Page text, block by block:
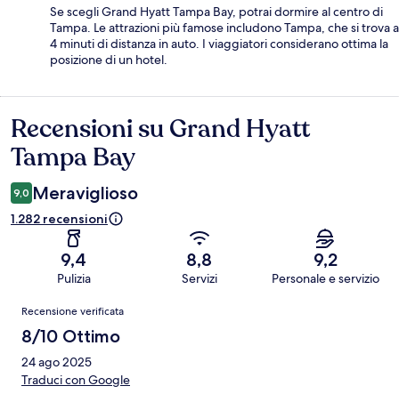
Se scegli Grand Hyatt Tampa Bay, potrai dormire al centro di
Tampa. Le attrazioni più famose includono Tampa, che si trova a
4 minuti di distanza in auto. I viaggiatori considerano ottima la
posizione di un hotel.
Recensioni
Recensioni su Grand Hyatt
Tampa Bay
9,0 Meraviglioso
1.282 recensioni
9,4
Pulizia
8,8
Servizi
9,2
Personale e servizio
Recensioni
Recensione verificata
8/10 Ottimo
24 ago 2025
Traduci con Google